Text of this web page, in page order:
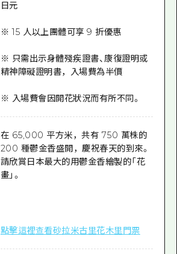
日元
※ 15 人以上團體可享 9 折優惠
※ 只需出示身體殘疾證書、康復證明或
精神障礙證明書，入場費為半價
※ 入場費會因開花狀況而有所不同。
在 65,000 平方米，共有 750 萬株的
200 種鬱金香盛開，慶祝春天的到來。
請欣賞日本最大的用鬱金香繪製的「花
畫」。
點擊這裡查看砂拉米古里花木里門票